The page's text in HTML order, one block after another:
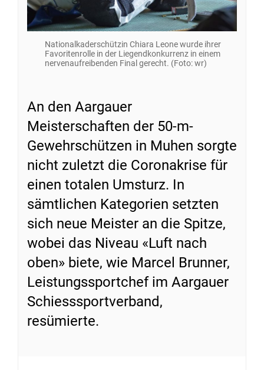
Nationalkaderschützin Chiara Leone wurde ihrer
Favoritenrolle in der Liegendkonkurrenz in einem
nervenaufreibenden Final gerecht. (Foto: wr)
An den Aargauer
Meisterschaften der 50-m-
Gewehrschützen in Muhen sorgte
nicht zuletzt die Coronakrise für
einen totalen Umsturz. In
sämtlichen Kategorien setzten
sich neue Meister an die Spitze,
wobei das Niveau «Luft nach
oben» biete, wie Marcel Brunner,
Leistungssportchef im Aargauer
Schiesssportverband,
resümierte.